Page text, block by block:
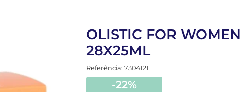
OLISTIC FOR
28X25ML
Referência: 7304121
-22%